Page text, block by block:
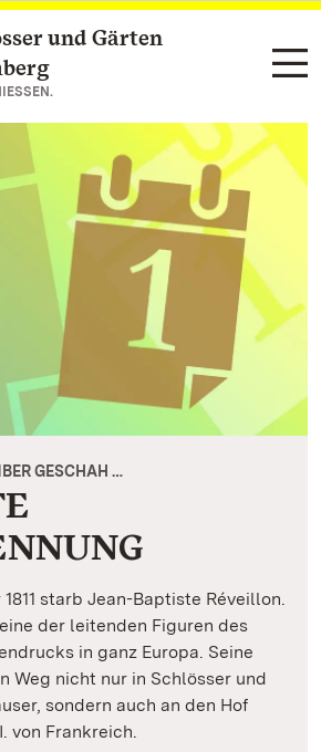
springenund Gärten
GESCHAH …
starb Jean-Baptiste Réveillon.
der leitenden Figuren des
in ganz Europa. Seine
Weg nicht nur in Schlösser und
sondern auch an den Hof
von Frankreich.